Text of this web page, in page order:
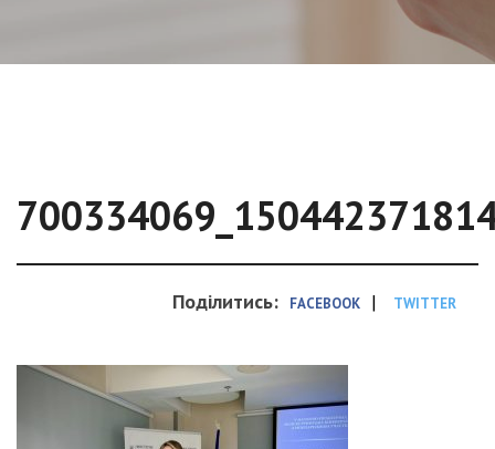
Поділитись: FACEBOOK | TWITTER